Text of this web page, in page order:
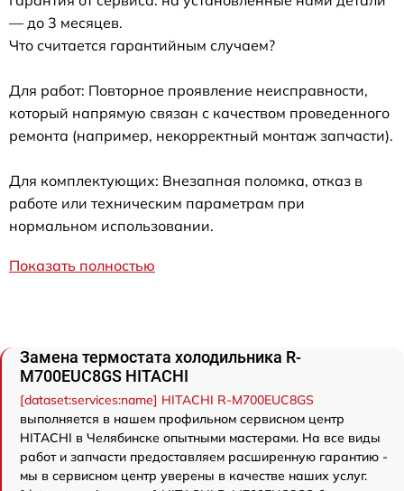
— до 3 месяцев.
Что считается гарантийным случаем?
Для работ: Повторное проявление неисправности,
который напрямую связан с качеством проведенного
ремонта (например, некорректный монтаж запчасти).
Для комплектующих: Внезапная поломка, отказ в
работе или техническим параметрам при
нормальном использовании.
Показать полностью
Замена термостата холодильника R-
M700EUC8GS HITACHI
[dataset:services:name] HITACHI R-M700EUC8GS
выполняется в нашем профильном сервисном центр
HITACHI в Челябинске опытными мастерами. На все виды
работ и запчасти предоставляем расширенную гарантию -
мы в сервисном центр уверены в качестве наших услуг.